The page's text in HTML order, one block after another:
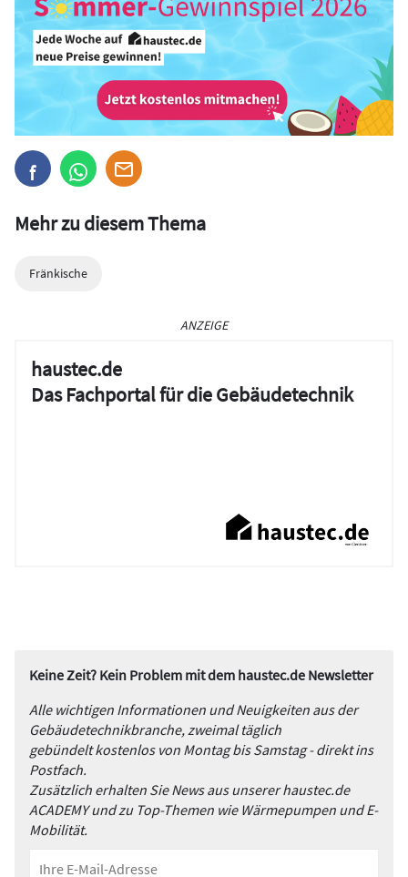
Mehr zu diesem Thema
Fränkische
ANZEIGE
haustec.de
Das Fachportal für die Gebäudetechnik
Keine Zeit? Kein Problem mit dem haustec.de Newsletter
Alle wichtigen Informationen und Neuigkeiten aus der
Gebäudetechnikbranche, zweimal täglich
gebündelt kostenlos von Montag bis Samstag - direkt ins
Postfach.
Zusätzlich erhalten Sie News aus unserer haustec.de
ACADEMY und zu Top-Themen wie Wärmepumpen und E-
Mobilität.